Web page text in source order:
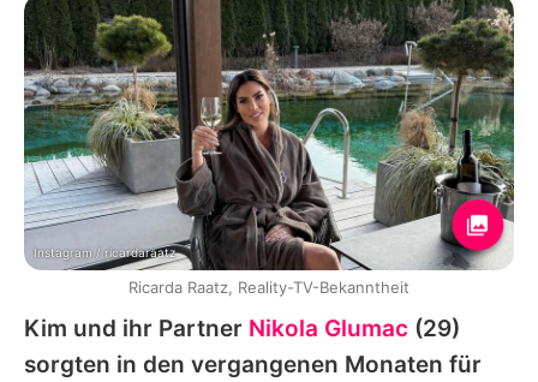
Kim und ihr Partner Nikola Glumac (29)
sorgten in den vergangenen Monaten für
Instagram / ricardaraatz
Ricarda Raatz, Reality-TV-Bekanntheit